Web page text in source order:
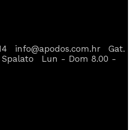
info@apodos.com.hr
Gat.
Spalato
Lun - Dom 8.00 -